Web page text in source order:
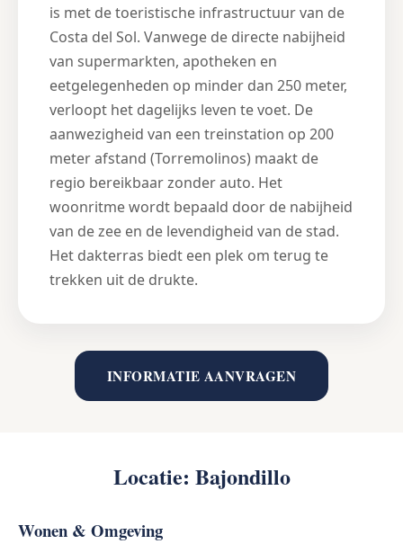
is met de toeristische infrastructuur van de
Costa del Sol. Vanwege de directe nabijheid
van supermarkten, apotheken en
eetgelegenheden op minder dan 250 meter,
verloopt het dagelijks leven te voet. De
aanwezigheid van een treinstation op 200
meter afstand (Torremolinos) maakt de
regio bereikbaar zonder auto. Het
woonritme wordt bepaald door de nabijheid
van de zee en de levendigheid van de stad.
Het dakterras biedt een plek om terug te
trekken uit de drukte.
INFORMATIE AANVRAGEN
Locatie: Bajondillo
Wonen & Omgeving